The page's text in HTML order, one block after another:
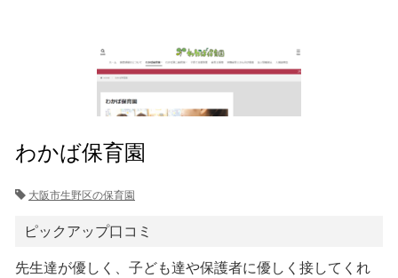
わかば保育園
大阪市生野区の保育園
ピックアップ口コミ
先生達が優しく、子ども達や保護者に優しく接してくれ